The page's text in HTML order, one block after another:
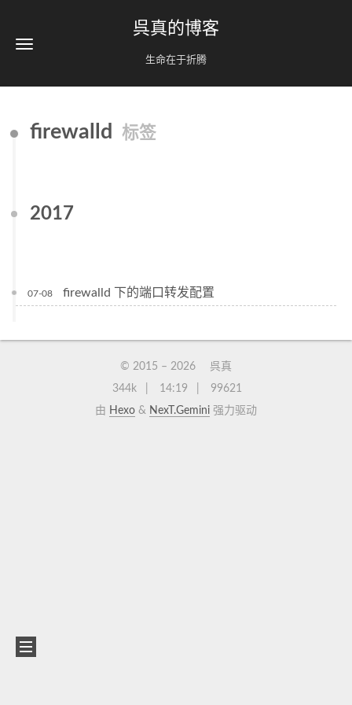
呉真的博客
生命在于折腾
firewalld 标签
2017
07-08 firewalld 下的端口转发配置
© 2015 – 2026
呉真
344k
14:19
99621
由 Hexo & NexT.Gemini 强力驱动